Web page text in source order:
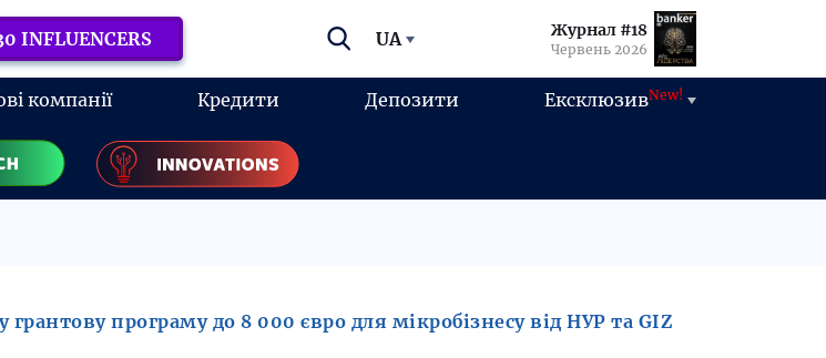
INFLUENCERS UA Журнал #18
Червень 2026
компанії Кредити Депозити ЕксклюзивNew!
програму до 8 000 євро для мікробізнесу від НУР та GIZ